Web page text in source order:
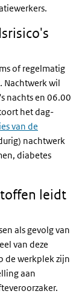
of regelmatig
link)
Nachtwerk wil
nachts en 06.00
het dag-
van de
nachtwerk
diabetes
leidt
als gevolg van
van deze
de werkplek zijn
aan